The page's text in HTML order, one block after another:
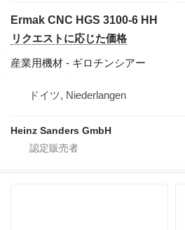
Ermak CNC HGS 3100-6 HH
リクエストに応じた価格
産業用機材 - ギロチンシアー
ドイツ, Niederlangen
Heinz Sanders GmbH